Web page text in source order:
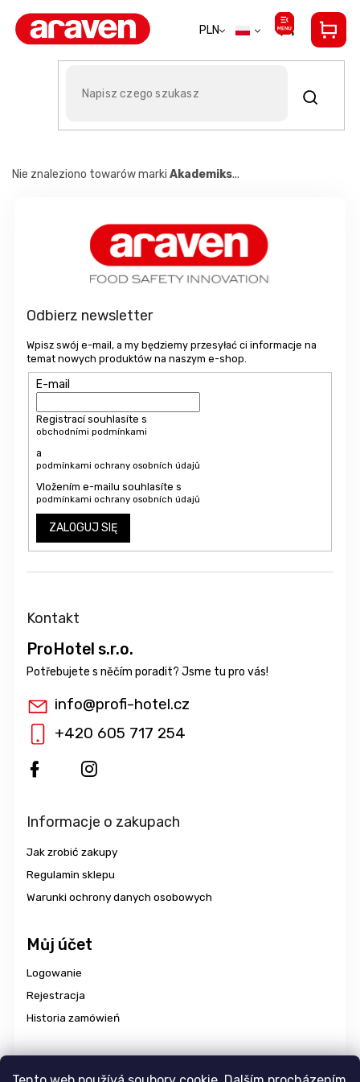
treści
PLN
Akademiks
Nie znaleziono towarów marki Akademiks...
Odbierz newsletter
Wpisz swój e-mail, a my będziemy przesyłać ci informacje na
temat nowych produktów na naszym e-shop.
E-mail
Registrací souhlasíte s
obchodními podmínkami
a
podmínkami ochrany osobních údajů
Vložením e-mailu souhlasíte s
podmínkami ochrany osobních údajů
ZALOGUJ SIĘ
Kontakt
ProHotel s.r.o.
info@profi-hotel.cz
+420 605 717 254
Informacje o zakupach
Jak zrobić zakupy
Regulamin sklepu
Warunki ochrony danych osobowych
Můj účet
Logowanie
Rejestracja
Historia zamówień